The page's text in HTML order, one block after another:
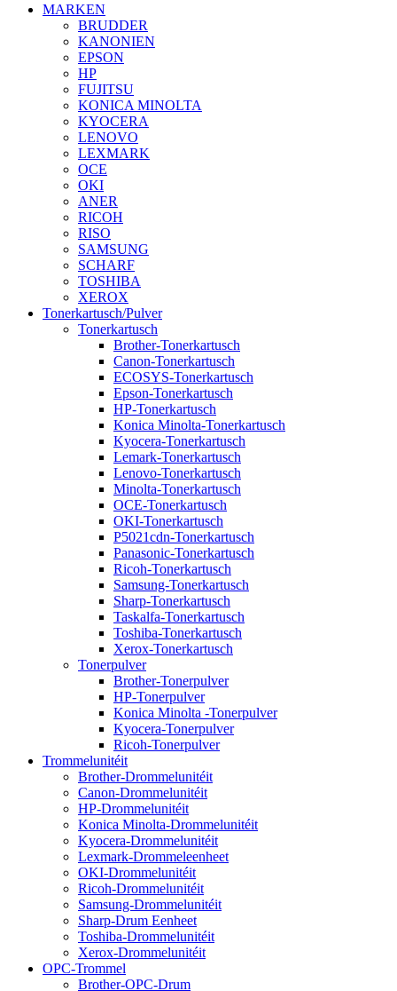
MARKEN
BRUDDER
KANONIEN
EPSON
HP
FUJITSU
KONICA MINOLTA
KYOCERA
LENOVO
LEXMARK
OCE
OKI
ANER
RICOH
RISO
SAMSUNG
SCHARF
TOSHIBA
XEROX
Tonerkartusch/Pulver
Tonerkartusch
Brother-Tonerkartusch
Canon-Tonerkartusch
ECOSYS-Tonerkartusch
Epson-Tonerkartusch
HP-Tonerkartusch
Konica Minolta-Tonerkartusch
Kyocera-Tonerkartusch
Lemark-Tonerkartusch
Lenovo-Tonerkartusch
Minolta-Tonerkartusch
OCE-Tonerkartusch
OKI-Tonerkartusch
P5021cdn-Tonerkartusch
Panasonic-Tonerkartusch
Ricoh-Tonerkartusch
Samsung-Tonerkartusch
Sharp-Tonerkartusch
Taskalfa-Tonerkartusch
Toshiba-Tonerkartusch
Xerox-Tonerkartusch
Tonerpulver
Brother-Tonerpulver
HP-Tonerpulver
Konica Minolta -Tonerpulver
Kyocera-Tonerpulver
Ricoh-Tonerpulver
Trommelunitéit
Brother-Drommelunitéit
Canon-Drommelunitéit
HP-Drommelunitéit
Konica Minolta-Drommelunitéit
Kyocera-Drommelunitéit
Lexmark-Drommeleenheet
OKI-Drommelunitéit
Ricoh-Drommelunitéit
Samsung-Drommelunitéit
Sharp-Drum Eenheet
Toshiba-Drommelunitéit
Xerox-Drommelunitéit
OPC-Trommel
Brother-OPC-Drum